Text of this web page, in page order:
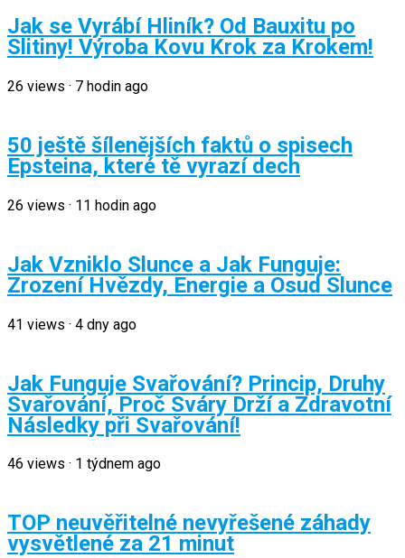
Jak se Vyrábí Hliník? Od Bauxitu po
Slitiny! Výroba Kovu Krok za Krokem!
26 views · 7 hodin ago
50 ještě šílenějších faktů o spisech
Epsteina, které tě vyrazí dech
26 views · 11 hodin ago
Jak Vzniklo Slunce a Jak Funguje:
Zrození Hvězdy, Energie a Osud Slunce
41 views · 4 dny ago
Jak Funguje Svařování? Princip, Druhy
Svařování, Proč Sváry Drží a Zdravotní
Následky při Svařování!
46 views · 1 týdnem ago
TOP neuvěřitelné nevyřešené záhady
vysvětlené za 21 minut